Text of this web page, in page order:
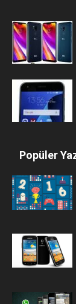
Popüler